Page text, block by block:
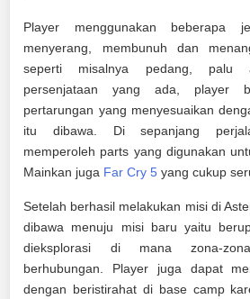
Player menggunakan beberapa
menyerang, membunuh dan
seperti misalnya pedang, palu
persenjataan yang ada, player
pertarungan yang menyesuaikan
itu dibawa. Di sepanjang
memperoleh parts yang digunakan
Mainkan juga Far Cry 5 yang cukup
Setelah berhasil melakukan misi di
dibawa menuju misi baru yaitu
dieksplorasi di mana zona-
berhubungan. Player juga dapat
dengan beristirahat di base camp